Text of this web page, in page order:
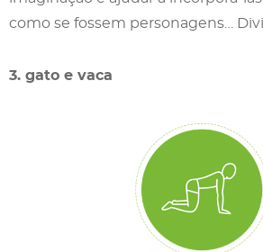
como se fossem personagens…
3. gato e vaca